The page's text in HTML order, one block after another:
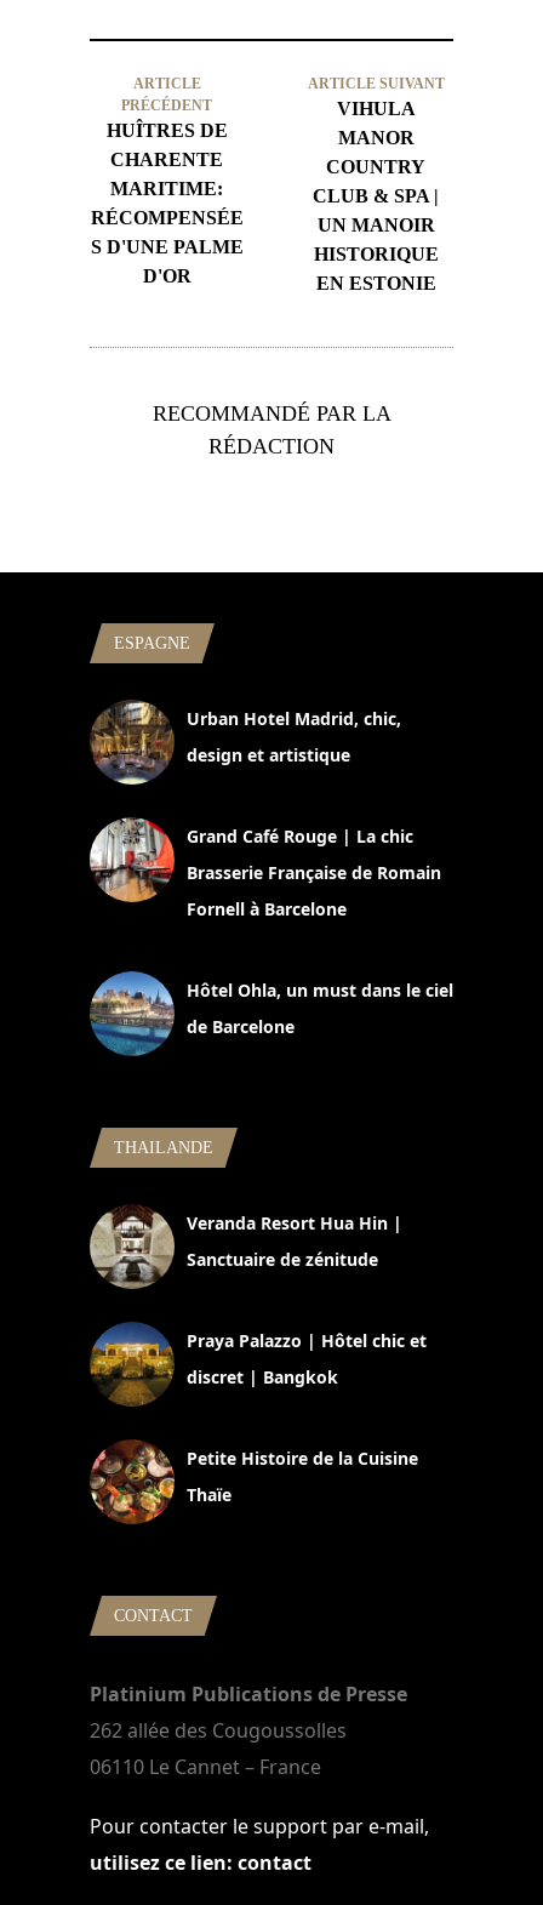
ARTICLE
PRÉCÉDENT
HUÎTRES DE
CHARENTE
MARITIME:
RÉCOMPENSÉE
S D'UNE PALME
D'OR
ARTICLE SUIVANT
VIHULA
MANOR
COUNTRY
CLUB & SPA |
UN MANOIR
HISTORIQUE
EN ESTONIE
RECOMMANDÉ PAR LA
RÉDACTION
ESPAGNE
Urban Hotel Madrid, chic,
design et artistique
Grand Café Rouge | La chic
Brasserie Française de Romain
Fornell à Barcelone
Hôtel Ohla, un must dans le ciel
de Barcelone
THAILANDE
Veranda Resort Hua Hin |
Sanctuaire de zénitude
Praya Palazzo | Hôtel chic et
discret | Bangkok
Petite Histoire de la Cuisine
Thaïe
CONTACT
Platinium Publications de Presse
262 allée des Cougoussolles
06110 Le Cannet – France
Pour contacter le support par e-mail,
utilisez ce lien: contact